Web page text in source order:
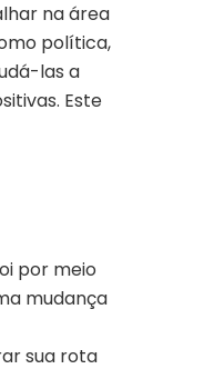
na área
política,
las a
Este
por meio
mudança
sua rota